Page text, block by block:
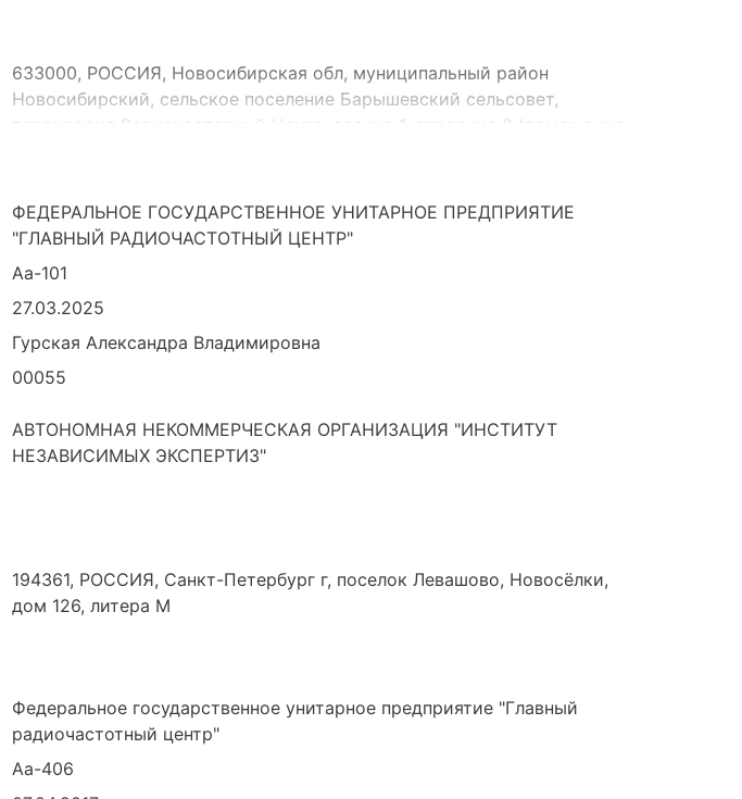
633000, РОССИЯ, Новосибирская обл, муниципальный район
Новосибирский, сельское поселение Барышевский сельсовет,
территория Радиочастотный Центр, здание 1, строение 2 (помещение
ФЕДЕРАЛЬНОЕ ГОСУДАРСТВЕННОЕ УНИТАРНОЕ ПРЕДПРИЯТИЕ
"ГЛАВНЫЙ РАДИОЧАСТОТНЫЙ ЦЕНТР"
Аа-101
27.03.2025
Гурская Александра Владимировна
00055
АВТОНОМНАЯ НЕКОММЕРЧЕСКАЯ ОРГАНИЗАЦИЯ "ИНСТИТУТ
НЕЗАВИСИМЫХ ЭКСПЕРТИЗ"
194361, РОССИЯ, Санкт-Петербург г, поселок Левашово, Новосёлки,
дом 126, литера М
Федеральное государственное унитарное предприятие "Главный
радиочастотный центр"
Аа-406